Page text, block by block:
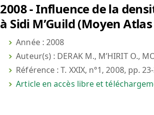
2008 - Influence de la
à Sidi M’Guild (Moyen
Année : 2008
Auteur(s) : DERAK M., M’HIRIT O.,
Référence : T. XXIX, n°1, 2008, pp.
Article en accès libre et